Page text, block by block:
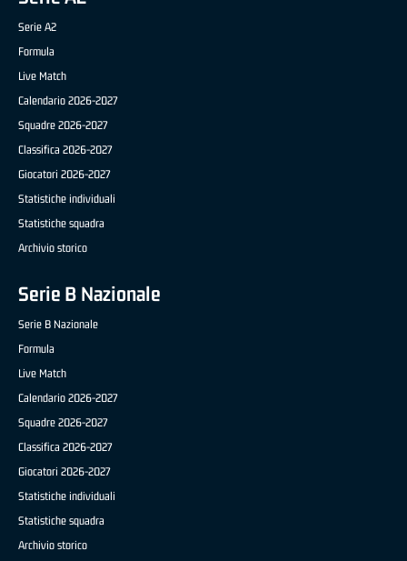
Serie A2
Formula
Live Match
Calendario 2026-2027
Squadre 2026-2027
Classifica 2026-2027
Giocatori 2026-2027
Statistiche individuali
Statistiche squadra
Archivio storico
Serie B Nazionale
Serie B Nazionale
Formula
Live Match
Calendario 2026-2027
Squadre 2026-2027
Classifica 2026-2027
Giocatori 2026-2027
Statistiche individuali
Statistiche squadra
Archivio storico